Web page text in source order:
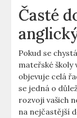
Časté
Pokud se
mateřské školy
objevuje celá
se jedná o
rozvoji vašich
na nejčastější